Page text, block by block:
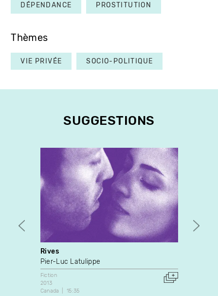
DÉPENDANCE PROSTITUTION
Thèmes
VIE PRIVÉE SOCIO-POLITIQUE
SUGGESTIONS
Rives
Pier-Luc Latulippe
Fiction
2013
Canada
15:35